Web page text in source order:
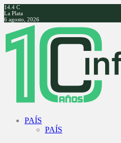
14.4 C
La Plata
6 agosto, 2026
Facebook
Twitter
Instagram
Youtube
PAÍS
PAÍS